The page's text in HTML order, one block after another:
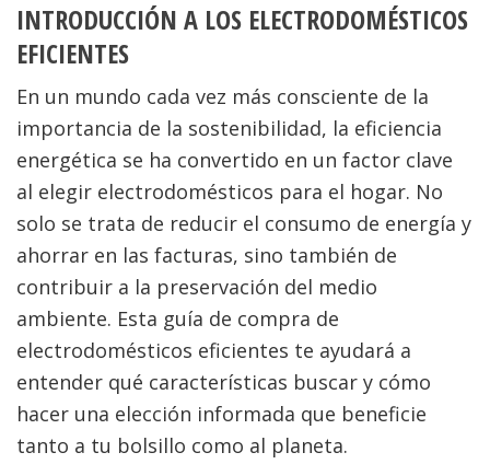
INTRODUCCIÓN A LOS ELECTRODOMÉSTICOS
EFICIENTES
En un mundo cada vez más consciente de la
importancia de la sostenibilidad, la eficiencia
energética se ha convertido en un factor clave
al elegir electrodomésticos para el hogar. No
solo se trata de reducir el consumo de energía y
ahorrar en las facturas, sino también de
contribuir a la preservación del medio
ambiente. Esta guía de compra de
electrodomésticos eficientes te ayudará a
entender qué características buscar y cómo
hacer una elección informada que beneficie
tanto a tu bolsillo como al planeta.